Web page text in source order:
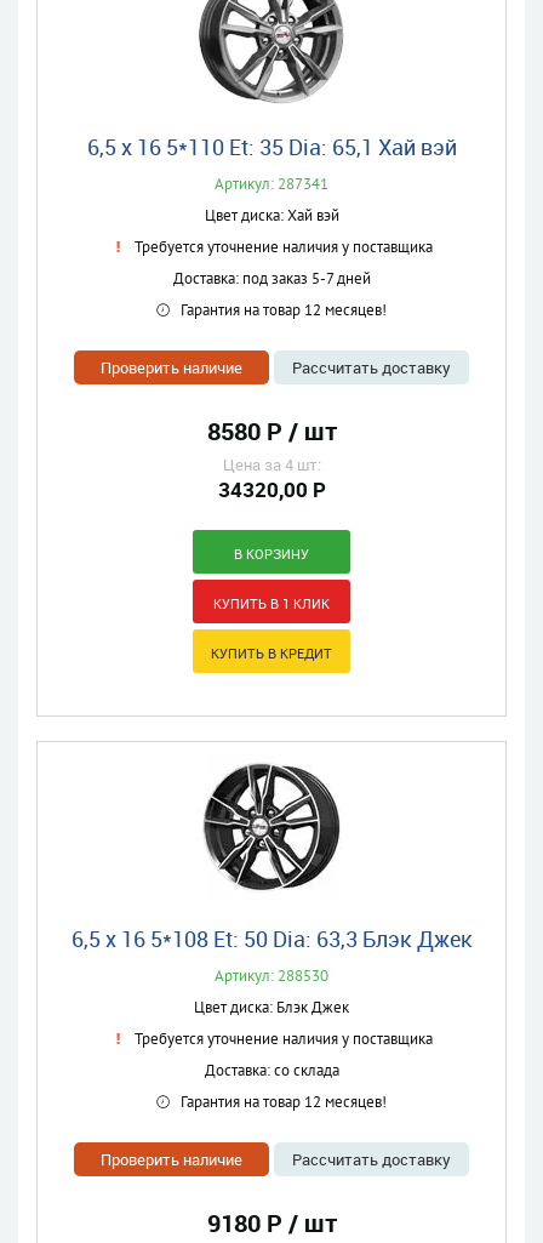
6,5 x 16 5*110 Et: 35 Dia: 65,1 Хай вэй
Артикул: 287341
Цвет диска: Хай вэй
Требуется уточнение наличия у поставщика
Доставка: под заказ 5-7 дней
Гарантия на товар 12 месяцев!
Проверить наличие Рассчитать доставку
8580 Р / шт
Цена за 4 шт:
34320,00 Р
6,5 x 16 5*108 Et: 50 Dia: 63,3 Блэк Джек
Артикул: 288530
Цвет диска: Блэк Джек
Требуется уточнение наличия у поставщика
Доставка: со склада
Гарантия на товар 12 месяцев!
Проверить наличие Рассчитать доставку
9180 Р / шт